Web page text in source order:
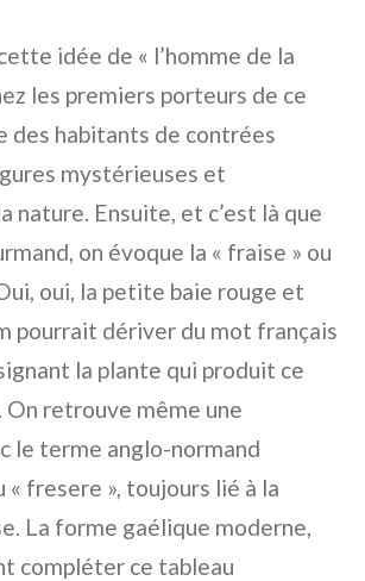
idée de « l’homme de la
les premiers porteurs de ce
des habitants de contrées
mystérieuses et
nature. Ensuite, et c’est là que
on évoque la « fraise » ou
oui, la petite baie rouge et
pourrait dériver du mot français
la plante qui produit ce
retrouve même une
le terme anglo-normand
« fresere », toujours lié à la
La forme gaélique moderne,
compléter ce tableau